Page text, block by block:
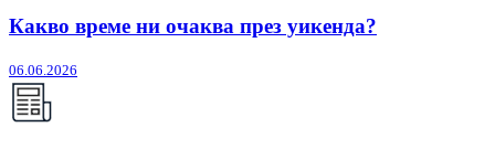
Какво време ни очаква през уикенда?
06.06.2026